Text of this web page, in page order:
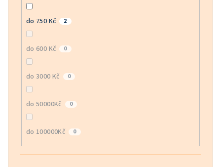
do 750 Kč 2
do 600 Kč 0
do 3000 Kč 0
do 50000Kč 0
do 100000Kč 0